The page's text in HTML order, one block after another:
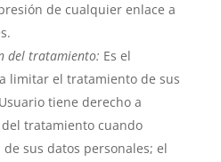
de cualquier enlace a
del tratamiento: Es el
limitar el tratamiento de sus
tiene derecho a
tratamiento cuando
sus datos personales; el